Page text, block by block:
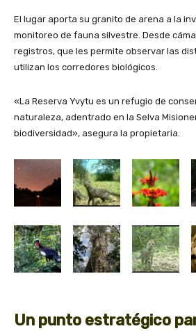
El lugar aporta su granito de arena a la
monitoreo de fauna silvestre. Desde
registros, que les permite observar las
utilizan los corredores biológicos.
«La Reserva Yvytu es un refugio de
naturaleza, adentrado en la Selva
biodiversidad», asegura la propietaria.
Un punto estratégico